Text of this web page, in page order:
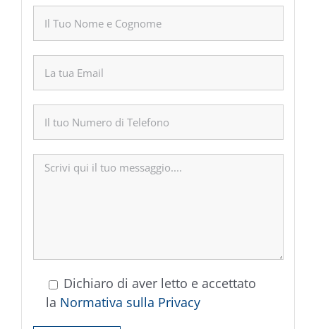
Dichiaro di aver letto e accettato
la Normativa sulla Privacy